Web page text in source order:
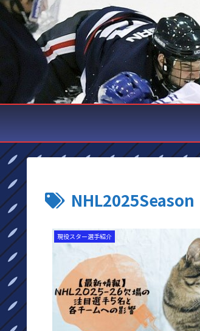
NHL2025Season
現役スター選手紹介